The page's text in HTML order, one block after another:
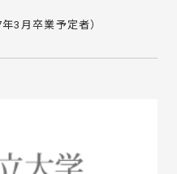
3月卒業予定者）